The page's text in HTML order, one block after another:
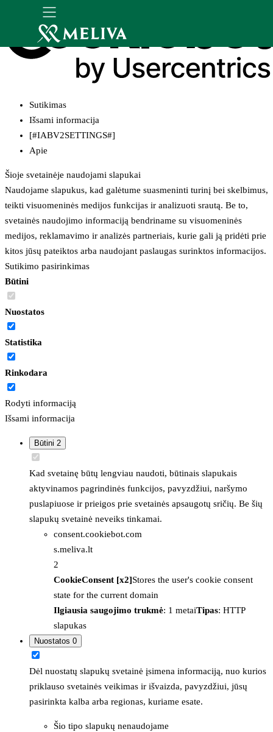
Sutikimas
Išsami informacija
[#IABV2SETTINGS#]
Apie
Šioje svetainėje naudojami slapukai
Naudojame slapukus, kad galėtume suasmeninti turinį bei skelbimus,
teikti visuomeninės medijos funkcijas ir analizuoti srautą. Be to,
svetainės naudojimo informaciją bendriname su visuomeninės
medijos, reklamavimo ir analizės partneriais, kurie gali ją pridėti prie
kitos jūsų pateiktos arba naudojant paslaugas surinktos informacijos.
Sutikimo pasirinkimas
Būtini
Nuostatos
Statistika
Rinkodara
Rodyti informaciją
Išsami informacija
Būtini 2
Kad svetainę būtų lengviau naudoti, būtinais slapukais
aktyvinamos pagrindinės funkcijos, pavyzdžiui, naršymo
puslapiuose ir prieigos prie svetainės apsaugotų sričių. Be šių
slapukų svetainė neveiks tinkamai.
consent.cookiebot.com
s.meliva.lt
2
CookieConsent [x2]Stores the user's cookie consent
state for the current domain
Ilgiausia saugojimo trukmė: 1 metaiTipas: HTTP
slapukas
Nuostatos 0
Dėl nuostatų slapukų svetainė įsimena informaciją, nuo kurios
priklauso svetainės veikimas ir išvaizda, pavyzdžiui, jūsų
pasirinkta kalba arba regionas, kuriame esate.
Šio tipo slapukų nenaudojame